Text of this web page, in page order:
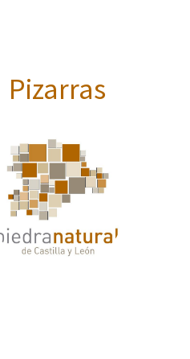
Pizarras